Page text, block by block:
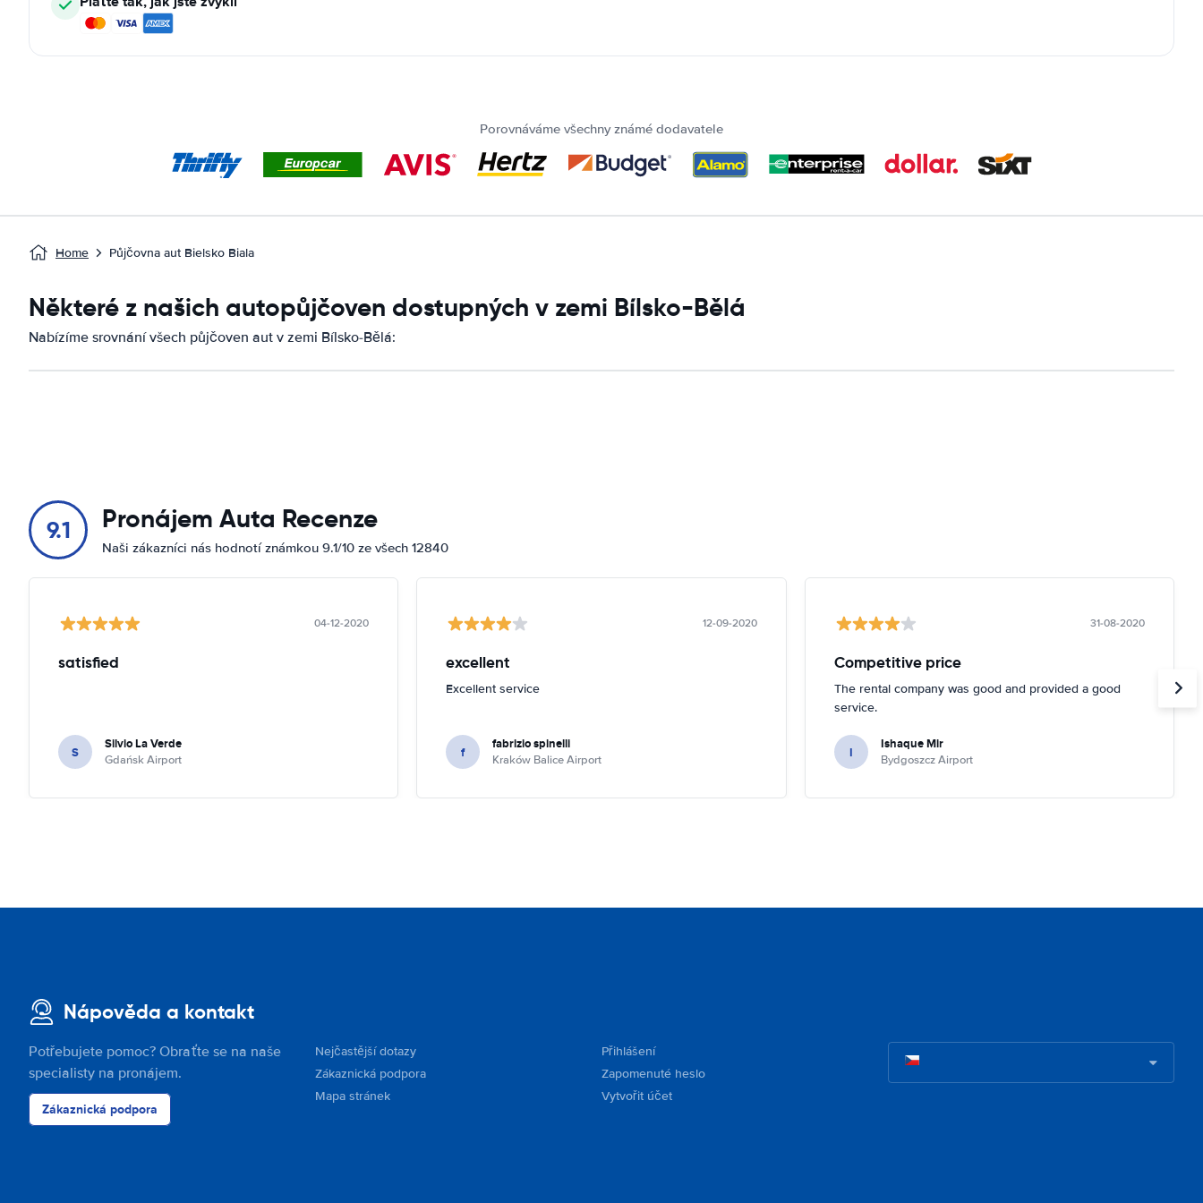
Porovnáváme všechny známé dodavatele
Home Půjčovna aut Bielsko Biala
Některé z našich autopůjčoven dostupných v zemi Bílsko-Bělá
Nabízíme srovnání všech půjčoven aut v zemi Bílsko-Bělá:
9.1 Pronájem Auta Recenze
Naši zákazníci nás hodnotí známkou 9.1/10 ze všech 12840
04-12-2020
satisfied
S Silvio La Verde
Gdańsk Airport
12-09-2020
excellent
Excellent service
f fabrizio spinelli
Kraków Balice Airport
31-08-2020
Competitive price
The rental company was good and provided a good
service.
I Ishaque Mir
Bydgoszcz Airport
Nápověda a kontakt
Potřebujete pomoc? Obraťte se na naše
specialisty na pronájem.
Zákaznická podpora
Nejčastější dotazy
Zákaznická podpora
Mapa stránek
Přihlášení
Zapomenuté heslo
Vytvořit účet